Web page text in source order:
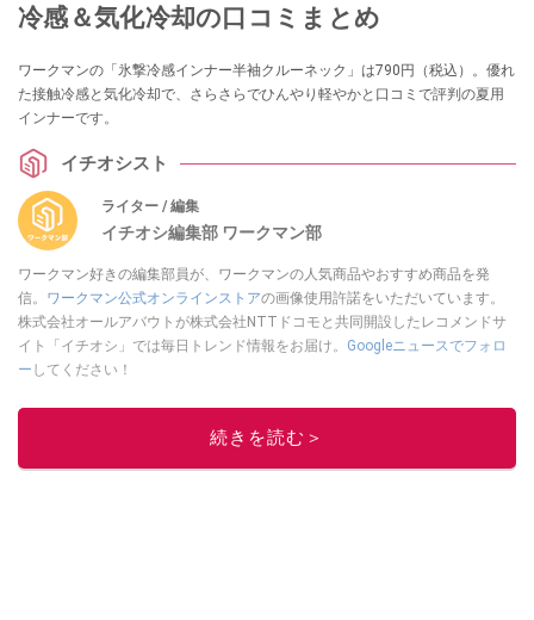
冷感＆気化冷却の口コミまとめ
ワークマンの「氷撃冷感インナー半袖クルーネック」は790円（税込）。優れ
た接触冷感と気化冷却で、さらさらでひんやり軽やかと口コミで評判の夏用
インナーです。
イチオシスト
ライター / 編集
イチオシ編集部 ワークマン部
ワークマン好きの編集部員が、ワークマンの人気商品やおすすめ商品を発
信。 ワークマン公式オンラインストアの画像使用許諾をいただいています。
株式会社オールアバウトが株式会社NTTドコモと共同開設したレコメンドサ
イト「イチオシ」では毎日トレンド情報をお届け。 Googleニュースでフォロ
ー してください！
このイチオシストの他の記事を読む
続きを読む＞